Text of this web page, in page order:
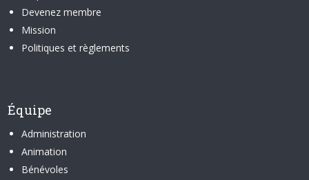
Devenez membre
Mission
Politiques et règlements
Équipe
Administration
Animation
Bénévoles